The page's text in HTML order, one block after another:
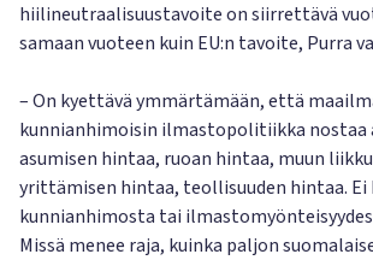
hiilineutraalisuustavoite on siirrettävä
samaan vuoteen kuin EU:n tavoite, Purra
– On kyettävä ymmärtämään, että
kunnianhimoisin ilmastopolitiikka nostaa
asumisen hintaa, ruoan hintaa, muun
yrittämisen hintaa, teollisuuden hintaa. Ei
kunnianhimosta tai
Missä menee raja, kuinka paljon